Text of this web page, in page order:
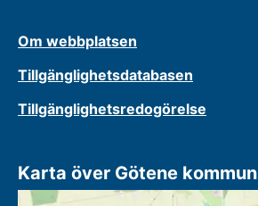
Om webbplatsen
Tillgänglighetsdatabasen
Tillgänglighetsredogörelse
Karta över Götene kommun